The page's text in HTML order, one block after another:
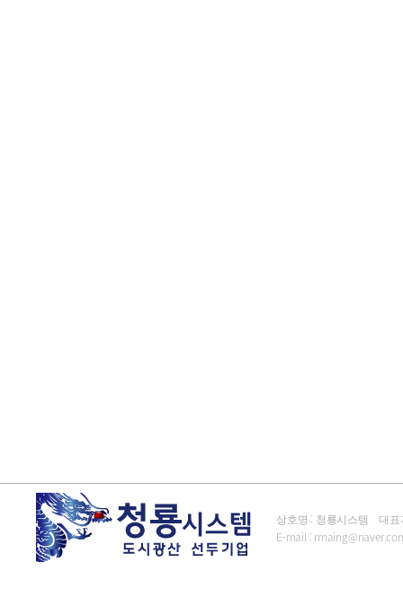
상호명 : 청룡시스템 대표
E-mail :